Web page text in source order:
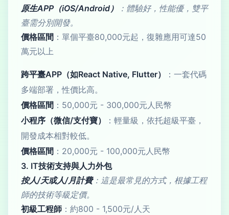
原生APP（iOS/Android）
：體驗好，性能優，雙平
臺需分別開發。
價格區間 ：單個平臺80,000元起，復雜應用可達50
萬元以上
跨平臺APP（如React Native, Flutter）
：一套代碼
多端部署，性價比高。
價格區間 ：50,000元 - 300,000元人民幣
小程序（微信/支付寶）
：輕量級，依托超級平臺，
開發成本相對較低。
價格區間 ：20,000元 - 100,000元人民幣
3. IT技術支持與人力外包
按人/天或人/月計費：這是最常見的方式，根據工程
師的技術等級定價。
初級工程師 ：約800 - 1,500元/人天